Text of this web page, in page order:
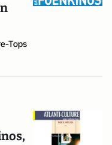
Tops